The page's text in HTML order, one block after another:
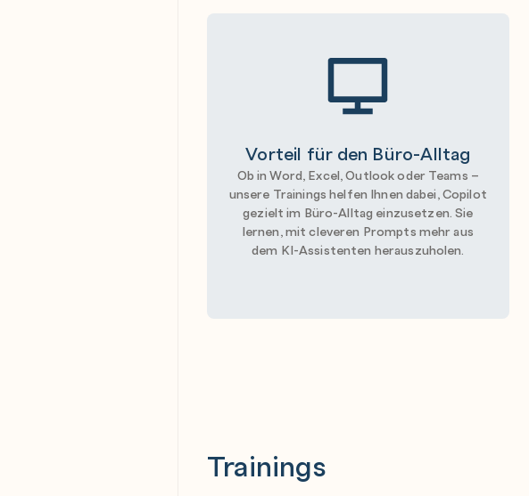
Vorteil für den Büro-Alltag
Ob in Word, Excel, Outlook oder Teams –
unsere Trainings helfen Ihnen dabei, Copilot
gezielt im Büro-Alltag einzusetzen. Sie
lernen, mit cleveren Prompts mehr aus
dem KI-Assistenten herauszuholen.
Trainings